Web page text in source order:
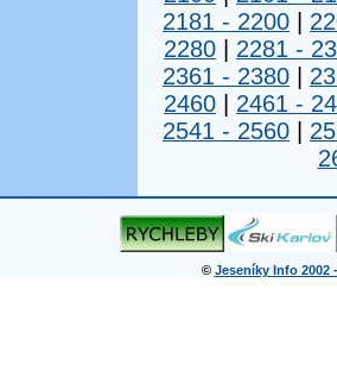
2181 - 2200
2280
2281 -
2361 - 2380
2460
2461 -
2541 - 2560
© Jeseníky Info 2002